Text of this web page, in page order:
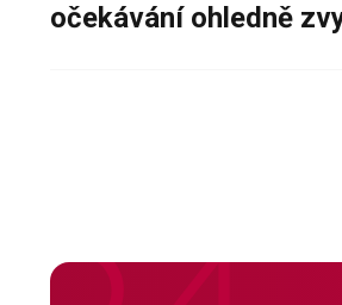
očekávání ohledně